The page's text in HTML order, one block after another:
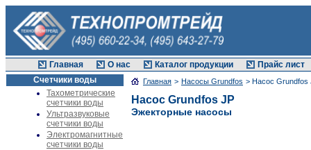
Главная О нас Каталог продукции
Прайс лист
Счетчики воды
Тахометрические
счетчики воды
Ультразвуковые
счетчики воды
Электромагнитные
счетчики воды
Главная > Насосы Grundfos > Насос Grundfos
Насос Grundfos JP
Эжекторные насосы